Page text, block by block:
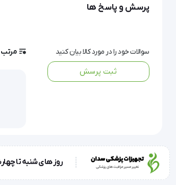
می‌کند تا سریع‌تر بهبود یابید.
عضلات استفاده می‌کند.
این دستگاه به شما این امکان را می‌دهد تا
بهبود گردش خون:این دستگاه با افزایش
کاهش اسپاسم عضلانی: TENS و EMS می‌توانند به شل شدن عضلات اسپاسم شده و گرفتگی عضلات را کاهش دهند.
پرسش و پاسخ ها
سوالات خود را در مورد کالا بیان کنید
ثبت پرسش
روز های شنبه تا چهارشنبه از ساعت 9 الی